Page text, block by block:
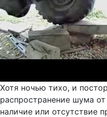
Хотя ночью тихо, и
распространение шума
наличие или отсутствие